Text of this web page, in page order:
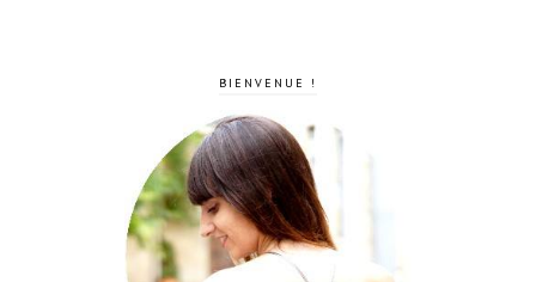
BIENVENUE !